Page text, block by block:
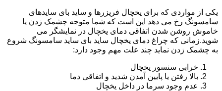
یکی از مواردی که برای یخچال فریزرها و ساید بای سایدهای
سامسونگ رخ می دهد این است که شما متوجه چشمک زدن یا
خاموش روشن شدن اتفاقی دمای یخچال در نمایشگر می
شوید.زمانی که چراغ دمای یخچال ساید بای ساید سامسونگ شروع
به چشمک زدن نماید چند علت مهم وجود دارد:
خرابی سنسور یخچال
بالا رفتن یا پایین آمدن شدید و اتفاقی دما
عدم وجود سرما در داخل یخچال